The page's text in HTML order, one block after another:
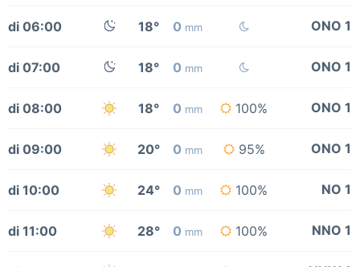
di 06:00 18° 0 mm ONO 1
di 07:00 18° 0 mm ONO 1
di 08:00 18° 0 mm 100% ONO 1
di 09:00 20° 0 mm 95% ONO 1
di 10:00 24° 0 mm 100% NO 1
di 11:00 28° 0 mm 100% NNO 1